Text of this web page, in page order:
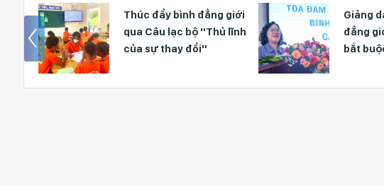
Thúc đẩy bình đẳng giới
qua Câu lạc bộ ''Thủ lĩnh
của sự thay đổi''
Giảng dạy về giới, bình
đẳng giới là nhiệm vụ
bắt buộc trong xu thế
phát triển của xã hội